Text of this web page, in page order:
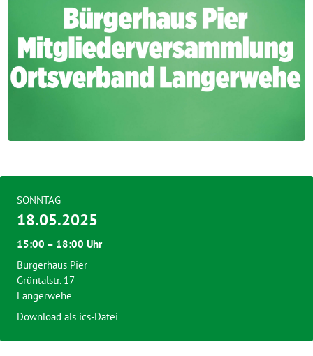
SONNTAG
18.05.2025
15:00 – 18:00 Uhr
Bürgerhaus Pier
Grüntalstr. 17
Langerwehe
Download als ics-Datei